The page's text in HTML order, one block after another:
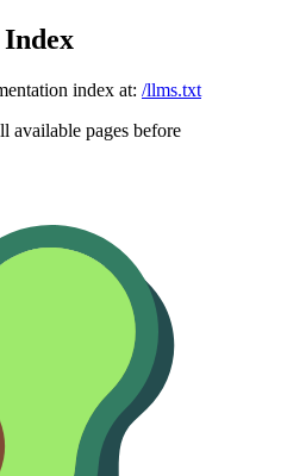
index at: /llms.txt
available pages before